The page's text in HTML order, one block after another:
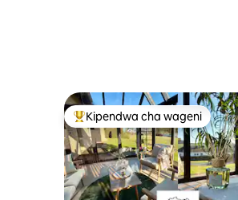
Kipendwa maarufu cha wageni
Kipendwa cha wageni